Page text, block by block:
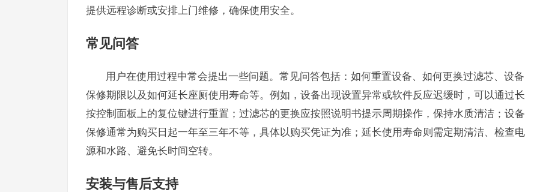
提供远程诊断或安排上门维修，确保使用安全。
常见问答
用户在使用过程中常会提出一些问题。常见问答包括：如何重置设备、如何更换过滤芯、设备
保修期限以及如何延长座厕使用寿命等。例如，设备出现设置异常或软件反应迟缓时，可以通过长
按控制面板上的复位键进行重置；过滤芯的更换应按照说明书提示周期操作，保持水质清洁；设备
保修通常为购买日起一年至三年不等，具体以购买凭证为准；延长使用寿命则需定期清洁、检查电
源和水路、避免长时间空转。
安装与售后支持